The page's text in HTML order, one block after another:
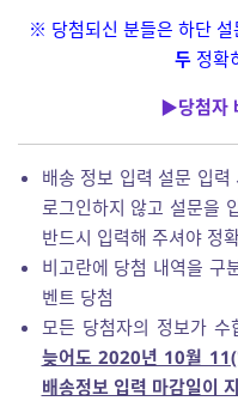
※ 당첨되신 분들은 하단 설
두 정확
▶당첨자
배송 정보 입력 설문 입
로그인하지 않고 설문을
반드시 입력해 주셔야 정
비고란에 당첨 내역을 구
벤트 당첨
모든 당첨자의 정보가
늦어도 2020년 10월 11(
배송정보 입력 마감일이